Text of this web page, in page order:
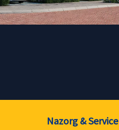
Nazorg & Service